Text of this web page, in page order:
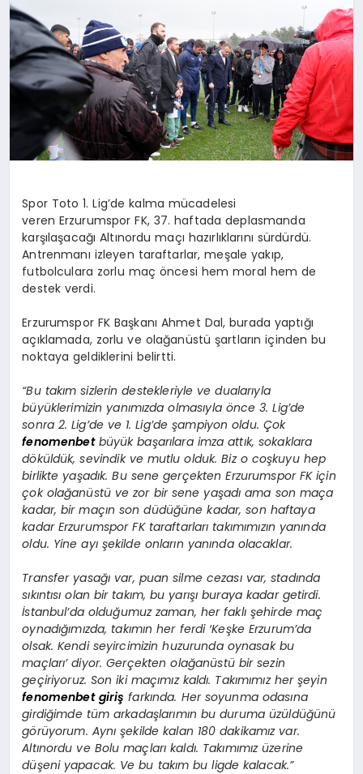
KIMDIR?
HESAPLAMALAR
Spor Toto 1. Lig’de kalma mücadelesi
veren Erzurumspor FK, 37. haftada deplasmanda
karşılaşacağı Altınordu maçı hazırlıklarını sürdürdü.
Antrenmanı izleyen taraftarlar, meşale yakıp,
futbolculara zorlu maç öncesi hem moral hem de
destek verdi.
Erzurumspor FK Başkanı Ahmet Dal, burada yaptığı
açıklamada, zorlu ve olağanüstü şartların içinden bu
noktaya geldiklerini belirtti.
“Bu takım sizlerin destekleriyle ve dualarıyla
büyüklerimizin yanımızda olmasıyla önce 3. Lig’de
sonra 2. Lig’de ve 1. Lig’de şampiyon oldu. Çok
fenomenbetbüyük başarılara imza attık, sokaklara
döküldük, sevindik ve mutlu olduk. Biz o coşkuyu hep
birlikte yaşadık. Bu sene gerçekten Erzurumspor FK için
çok olağanüstü ve zor bir sene yaşadı ama son maça
kadar, bir maçın son düdüğüne kadar, son haftaya
kadar Erzurumspor FK taraftarları takımımızın yanında
oldu. Yine ayı şekilde onların yanında olacaklar.
Transfer yasağı var, puan silme cezası var, stadında
sıkıntısı olan bir takım, bu yarışı buraya kadar getirdi.
İstanbul’da olduğumuz zaman, her faklı şehirde maç
oynadığımızda, takımın her ferdi ‘Keşke Erzurum’da
olsak. Kendi seyircimizin huzurunda oynasak bu
maçları’ diyor. Gerçekten olağanüstü bir sezin
geçiriyoruz. Son iki maçımız kaldı. Takımımız her şeyin
fenomenbet giriş farkında. Her soyunma odasına
girdiğimde tüm arkadaşlarımın bu duruma üzüldüğünü
görüyorum. Aynı şekilde kalan 180 dakikamız var.
Altınordu ve Bolu maçları kaldı. Takımımız üzerine
düşeni yapacak. Ve bu takım bu ligde kalacak.”